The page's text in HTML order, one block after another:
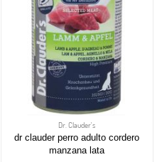
Dr. Clauder's
dr clauder perro adulto cordero
manzana lata